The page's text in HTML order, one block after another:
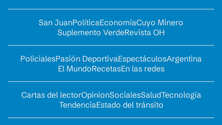
San JuanPolíticaEconomíaCuyo Minero
Suplemento VerdeRevista OH
PolicialesPasión DeportivaEspectáculosArgentina
El MundoRecetasEn las redes
Cartas del lectorOpinionSocialesSaludTecnología
TendenciaEstado del tránsito